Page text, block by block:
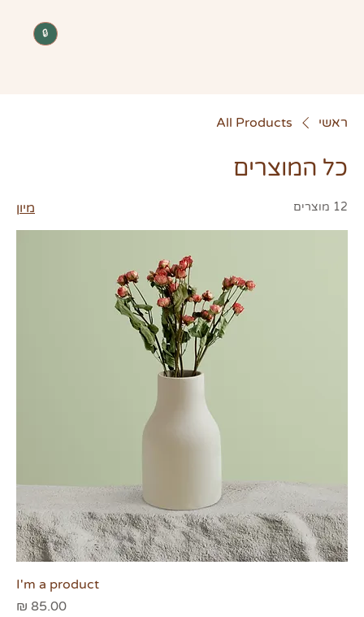
🔒
ראשי All Products
כל המוצרים
12 מוצרים מיון
I'm a product
מחיר